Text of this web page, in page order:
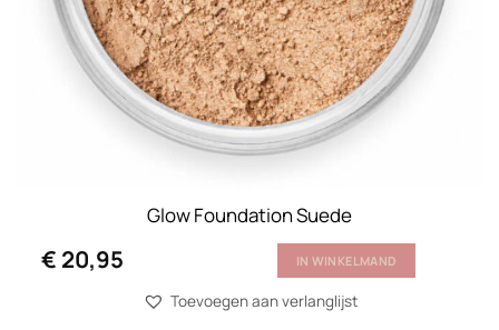
Glow Foundation Suede
€ 20,95 IN WINKELMAND
Toevoegen aan verlanglijst